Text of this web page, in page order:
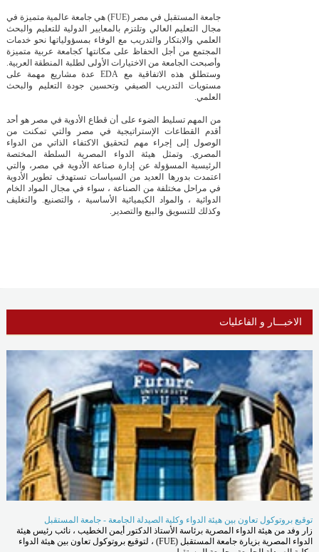
جامعة المستقبل في مصر (FUE) هي جامعة عالمية متميزة في
مجال التعليم العالي وتلتزم بالمعايير الدولية للتعليم والبحث
العلمي والابتكار والتدريب مع الوفاء بمسؤولياتها نحو خدمات
المجتمع من أجل الحفاظ على مكانتها كجامعة عربية متميزة
وأصبحت الجامعة من الاختيارات الأولى لطلبة المنطقة العربية.
وستطلق هذه الاتفاقية مع EDA عدة مشاريع مهمة على
مستويات التدريب الصيفي وتحسين جودة التعليم والبحث
العلمي.
من المهم تسليط الضوء على أن قطاع الأدوية في مصر هو أحد
أقدم القطاعات الإستراتيجية في مصر والتي تمكنت من
الوصول إلى إجراء مهم لتحقيق الاكتفاء الذاتي من الدواء
المصري. وتمثل هيئة الدواء المصرية السلطة المختصة
الرئيسية المسؤولة عن إدارة صناعة الأدوية في مصر، والتي
اعتمدت بدورها العديد من السياسات تستهدف تطوير الأدوية
في مراحل مختلفة من الصناعة ، سواء في مجال المواد الخام
الدوائية ، والمواد الكيميائية الأساسية ، والتصنيع. والتغليف
وكذلك للتسويق والبيع والتصدير.
الاخبـــار و الفاعليات
توقيع بروتوكول تعاون بين هيئة الدواء وكلية الصيدلة الجامعة - جامعة المستقبل
زار وفد من هيئة الدواء المصرية برئاسة الأستاذ الدكتور أيمن الخطيب ، نائب رئيس هيئة
الدواء المصرية بزيارة جامعة المستقبل (FUE) ، لتوقيع بروتوكول تعاون بين هيئة الدواء